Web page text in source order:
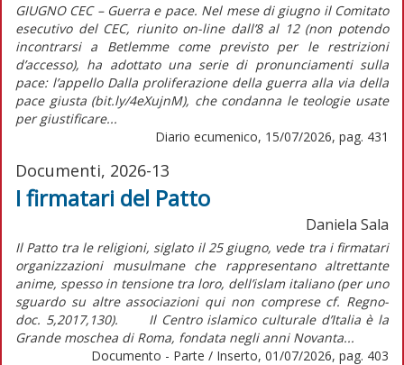
GIUGNO CEC – Guerra e pace. Nel mese di giugno il Comitato
esecutivo del CEC, riunito on-line dall’8 al 12 (non potendo
incontrarsi a Betlemme come previsto per le restrizioni
d’accesso), ha adottato una serie di pronunciamenti sulla
pace: l’appello Dalla proliferazione della guerra alla via della
pace giusta (bit.ly/4eXujnM), che condanna le teologie usate
per giustificare...
Diario ecumenico, 15/07/2026, pag. 431
Documenti, 2026-13
I firmatari del Patto
Daniela Sala
Il Patto tra le religioni, siglato il 25 giugno, vede tra i firmatari
organizzazioni musulmane che rappresentano altrettante
anime, spesso in tensione tra loro, dell’islam italiano (per uno
sguardo su altre associazioni qui non comprese cf. Regno-
doc. 5,2017,130). Il Centro islamico culturale d’Italia è la
Grande moschea di Roma, fondata negli anni Novanta...
Documento - Parte / Inserto, 01/07/2026, pag. 403